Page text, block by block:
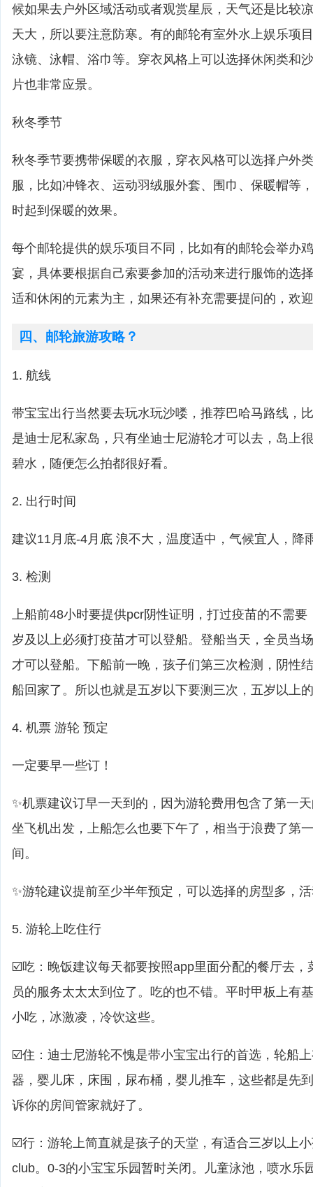
候如果去户外区域活动或者观赏星辰，天气还是比较
天大，所以要注意防寒。有的邮轮有室外水上娱乐项
泳镜、泳帽、浴巾等。穿衣风格上可以选择休闲类和
片也非常应景。
秋冬季节
秋冬季节要携带保暖的衣服，穿衣风格可以选择户外
服，比如冲锋衣、运动羽绒服外套、围巾、保暖帽等
时起到保暖的效果。
每个邮轮提供的娱乐项目不同，比如有的邮轮会举办
宴，具体要根据自己索要参加的活动来进行服饰的选
适和休闲的元素为主，如果还有补充需要提问的，欢
四、邮轮旅游攻略？
1. 航线
带宝宝出行当然要去玩水玩沙喽，推荐巴哈马路线，
是迪士尼私家岛，只有坐迪士尼游轮才可以去，岛上
碧水，随便怎么拍都很好看。
2. 出行时间
建议11月底-4月底 浪不大，温度适中，气候宜人，降
3. 检测
上船前48小时要提供pcr阴性证明，打过疫苗的不需要
岁及以上必须打疫苗才可以登船。登船当天，全员当
才可以登船。下船前一晚，孩子们第三次检测，阴性
船回家了。所以也就是五岁以下要测三次，五岁以上
4. 机票 游轮 预定
一定要早一些订！
✨机票建议订早一天到的，因为游轮费用包含了第一
坐飞机出发，上船怎么也要下午了，相当于浪费了第
间。
✨游轮建议提前至少半年预定，可以选择的房型多，
5. 游轮上吃住行
☑️吃：晚饭建议每天都要按照app里面分配的餐厅去，
员的服务太太太到位了。吃的也不错。平时甲板上有
小吃，冰激凌，冷饮这些。
☑️住：迪士尼游轮不愧是带小宝宝出行的首选，轮船
器，婴儿床，床围，尿布桶，婴儿推车，这些都是先
诉你的房间管家就好了。
☑️行：游轮上简直就是孩子的天堂，有适合三岁以上
club。0-3的小宝宝乐园暂时关闭。儿童泳池，喷水乐